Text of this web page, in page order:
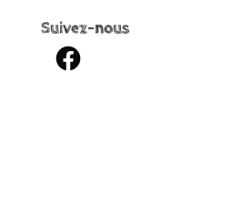
Suivez-nous
Facebook